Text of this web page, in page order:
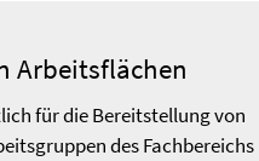
Arbeitsflächen
für die Bereitstellung von
des Fachbereichs